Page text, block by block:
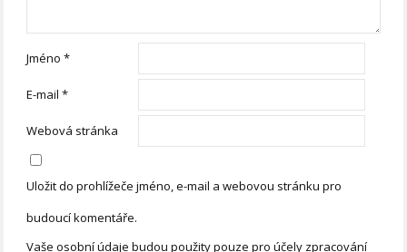
Jméno*
E-mail*
Webová stránka
Uložit do prohlížeče jméno, e-mail a webovou stránku pro
budoucí komentáře.
Vaše osobní údaje budou použity pouze pro účely zpracování